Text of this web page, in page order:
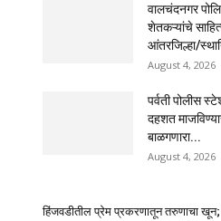
वालचंदनगर
शेतकऱ्यांचे
आंतरजिल्हा/
August 4, 2026
पर्वती पोलीस
दहशत
बाळगणारा...
August 4, 2026
हिंजवडीतील प्रेम प्रकरणातून तरुणाचा खून;